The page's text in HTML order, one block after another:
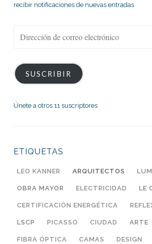
recibir notificaciones de nuevas entradas.
electrónico
SUSCRIBIR
Únete a otros 11 suscriptores
ETIQUETAS
LEO KANNER ARQUITECTOS
OBRA MAYOR ELECTRICIDAD LE
CERTIFICACIÓN ENERGÉTICA
LSCP PICASSO CIUDAD ARTE
FIBRA ÓPTICA CAMAS DESIGN